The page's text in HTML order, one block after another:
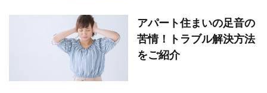
アパート住まいの足音の
苦情！トラブル解決方法
をご紹介